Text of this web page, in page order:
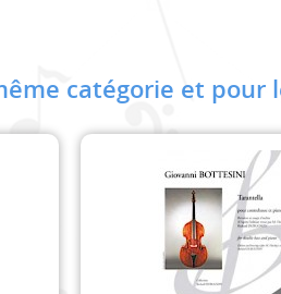
catégorie et